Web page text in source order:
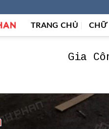
TRANG CHỦ CHỮ
Gia